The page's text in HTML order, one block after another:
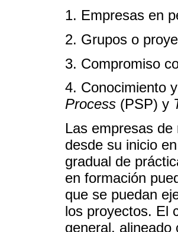
1. Empresas en
2. Grupos o
3. Compromiso
4. Conocimiento
Process (PSP) y
Las empresas
desde su inicio
gradual de
en formación
que se puedan
los proyectos. El
general,